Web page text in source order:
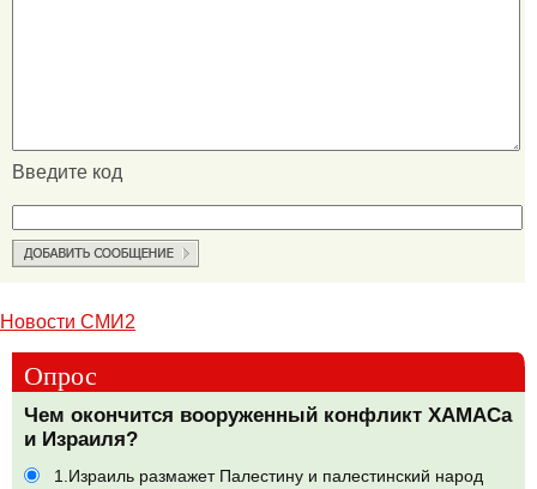
Введите код
Новости СМИ2
Опрос
Чем окончится вооруженный конфликт ХАМАСа
и Израиля?
1.Израиль размажет Палестину и палестинский народ